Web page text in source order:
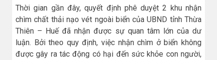
Thời gian gần đây, quyết định phê duyệt 2 khu nhận
chìm chất thải nạo vét ngoài biển của UBND tỉnh Thừa
Thiên – Huế đã nhận được sự quan tâm lớn của dư
luận. Bởi theo quy định, việc nhận chìm ở biển không
được gây ra tác động có hại đến sức khỏe con người,